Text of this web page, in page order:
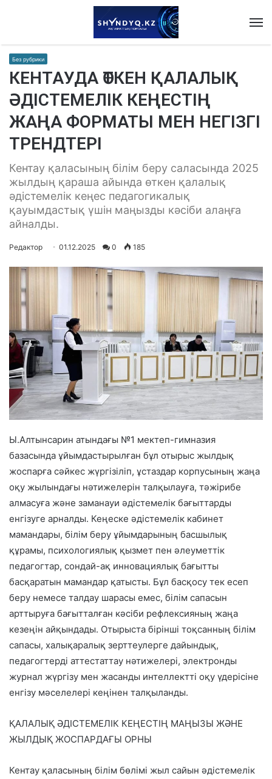
Без рубрики
КЕНТАУДА ӨТКЕН ҚАЛАЛЫҚ
ӘДІСТЕМЕЛІК КЕҢЕСТІҢ
ЖАҢА ФОРМАТЫ МЕН НЕГІЗГІ
ТРЕНДТЕРІ
Кентау қаласының білім беру саласында 2025
жылдың қараша айында өткен қалалық
әдістемелік кеңес педагогикалық
қауымдастық үшін маңызды кәсіби алаңға
айналды.
Редактор 01.12.2025 0 185
Ы.Алтынсарин атындағы №1 мектеп-гимназия
базасында ұйымдастырылған бұл отырыс жылдық
жоспарға сәйкес жүргізіліп, ұстаздар корпусының жаңа
оқу жылындағы нәтижелерін талқылауға, тәжірибе
алмасуға және заманауи әдістемелік бағыттарды
енгізуге арналды. Кеңеске әдістемелік кабинет
мамандары, білім беру ұйымдарының басшылық
құрамы, психологиялық қызмет пен әлеуметтік
педагогтар, сондай-ақ инновациялық бағытты
басқаратын мамандар қатысты. Бұл басқосу тек есеп
беру немесе талдау шарасы емес, білім сапасын
арттыруға бағытталған кәсіби рефлексияның жаңа
кезеңін айқындады. Отырыста бірінші тоқсанның білім
сапасы, халықаралық зерттеулерге дайындық,
педагогтерді аттестаттау нәтижелері, электронды
журнал жүргізу мен жасанды интеллектті оқу үдерісіне
енгізу мәселелері кеңінен талқыланды.
ҚАЛАЛЫҚ ӘДІСТЕМЕЛІК КЕҢЕСТІҢ МАҢЫЗЫ ЖӘНЕ
ЖЫЛДЫҚ ЖОСПАРДАҒЫ ОРНЫ
Кентау қаласының білім бөлімі жыл сайын әдістемелік